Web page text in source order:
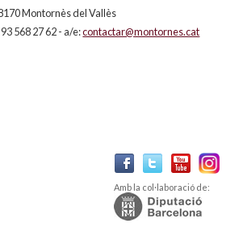
Montornès del Vallès
568 27 62 - a/e:contactar@montornes.cat
Amb la col·laboració de: